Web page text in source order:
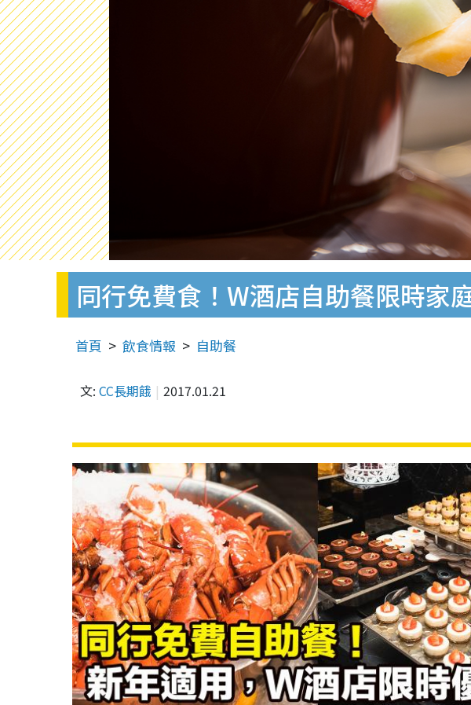
同行免費食！W酒店自助餐限時家
首頁 飲食情報 自助餐
文: CC長期餓 2017.01.21